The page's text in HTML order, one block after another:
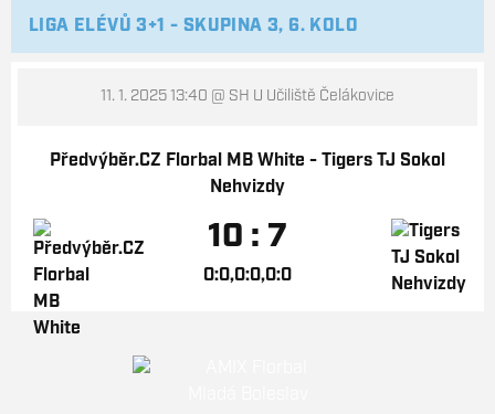
LIGA ELÉVŮ 3+1 - SKUPINA 3, 6. KOLO
11. 1. 2025 13:40 @ SH U Učiliště Čelákovice
Předvýběr.CZ Florbal MB White - Tigers TJ Sokol
Nehvizdy
10 : 7
0:0,0:0,0:0